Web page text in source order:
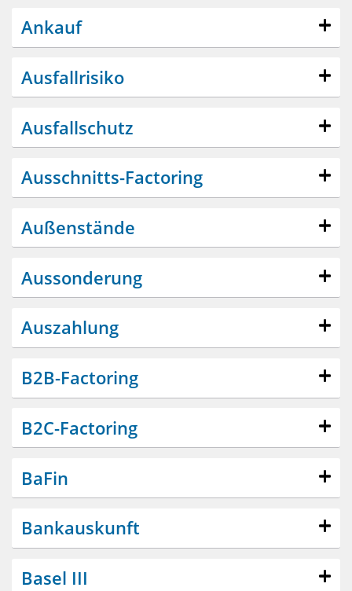
Ankauf
Ausfallrisiko
Ausfallschutz
Ausschnitts-Factoring
Außenstände
Aussonderung
Auszahlung
B2B-Factoring
B2C-Factoring
BaFin
Bankauskunft
Basel III